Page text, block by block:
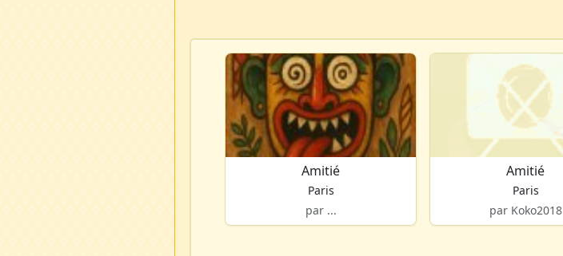
Amitié
Paris
par ...
Amitié
Paris
par Koko2018